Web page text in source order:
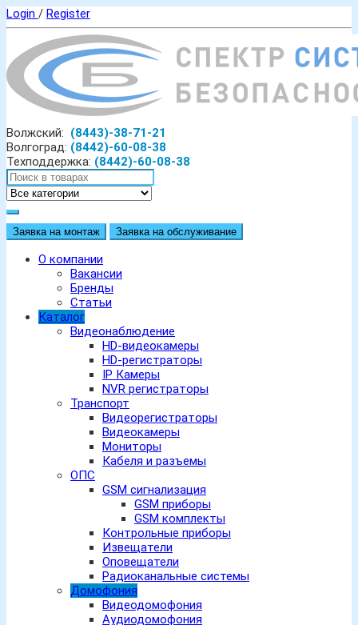
Login / Register
Волжский: (8443)-38-71-21
Волгоград: (8442)-60-08-38
Техподдержка: (8442)-60-08-38
Заявка на монтаж Заявка на обслуживание
О компании
Вакансии
Бренды
Статьи
Каталог
Видеонаблюдение
HD-видеокамеры
HD-регистраторы
IP Камеры
NVR регистраторы
Транспорт
Видеорегистраторы
Видеокамеры
Мониторы
Кабеля и разъемы
ОПС
GSM сигнализация
GSM приборы
GSM комплекты
Контрольные приборы
Извещатели
Оповещатели
Радиоканальные системы
Домофония
Видеодомофония
Аудиодомофония